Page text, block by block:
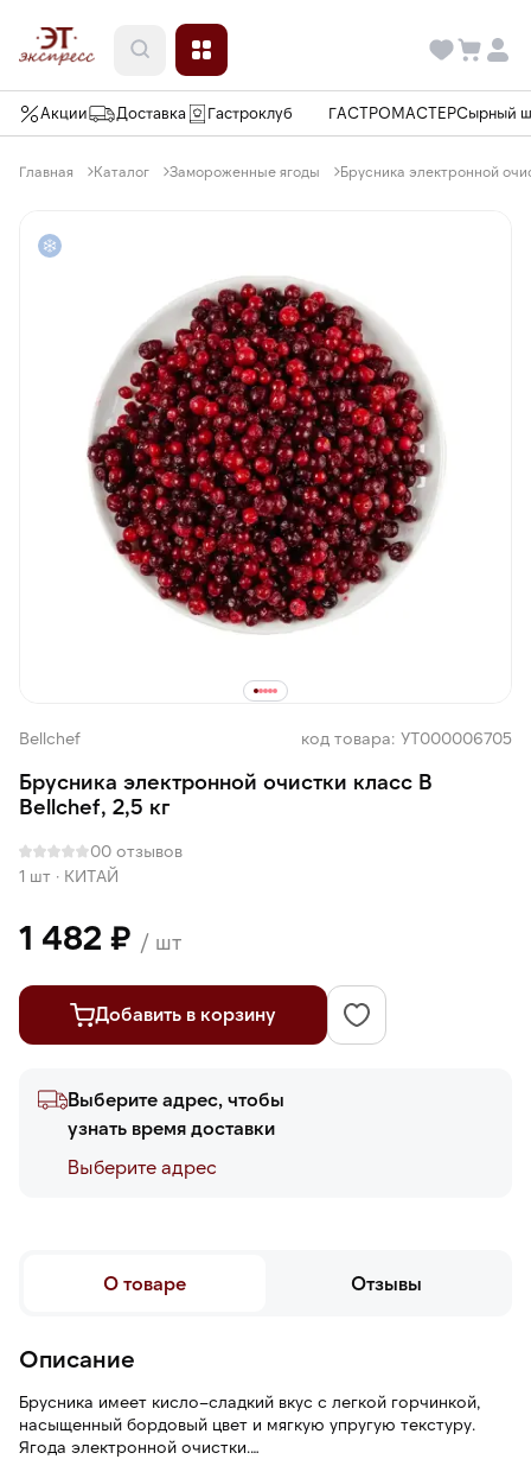
Акции Доставка Гастроклуб ГАСТРОМАСТЕРСырный
Главная Каталог Замороженные ягоды Брусника электронной
Bellсhef код товара: УТ000006705
Брусника электронной очистки класс В
Bellсhef, 2,5 кг
00 отзывов
1 шт · КИТАЙ
1 482 ₽ / шт
Добавить в корзину
Выберите адрес, чтобы
узнать время доставки
Выберите адреc
О товаре Отзывы
Описание
Брусника имеет кисло–сладкий вкус с легкой горчинкой,
насыщенный бордовый цвет и мягкую упругую текстуру.
Ягода электронной очистки.